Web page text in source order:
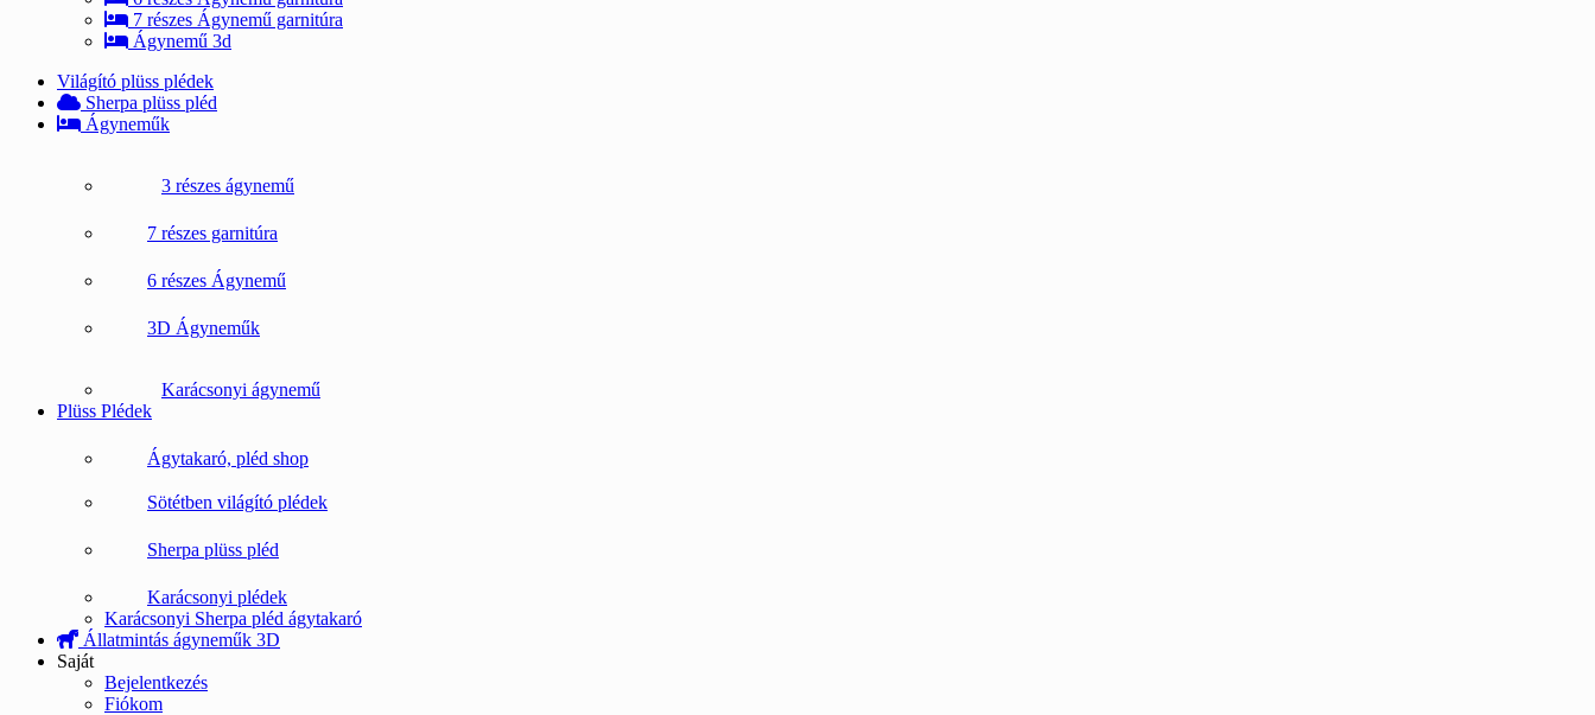
7 részes Ágynemű garnitúra
Ágynemű 3d
Világító plüss plédek
Sherpa plüss pléd
Ágyneműk
3 részes ágynemű
7 részes garnitúra
6 részes Ágynemű
3D Ágyneműk
Karácsonyi ágynemű
Plüss Plédek
Ágytakaró, pléd shop
Sötétben világító plédek
Sherpa plüss pléd
Karácsonyi plédek
Karácsonyi Sherpa pléd ágytakaró
Állatmintás ágyneműk 3D
Saját
Bejelentkezés
Fiókom